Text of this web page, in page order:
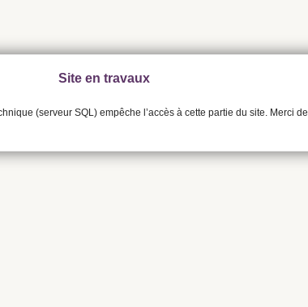
Site en travaux
(serveur SQL) empêche l’accès à cette partie du site. Merci de